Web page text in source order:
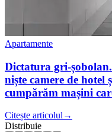
Apartamente
Dictatura gri-șobolan.
niște camere de hotel
cumpărăm mașini
Citește articolul →
Distribuie